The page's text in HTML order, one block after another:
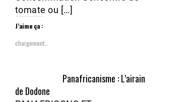
tomate ou […]
J’aime ça :
chargement…
Panafricanisme : L’airain
de Dodone